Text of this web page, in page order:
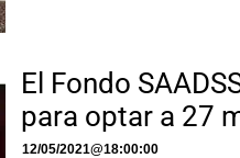
El Fondo
para optar a 27
12/05/2021@18:00:00